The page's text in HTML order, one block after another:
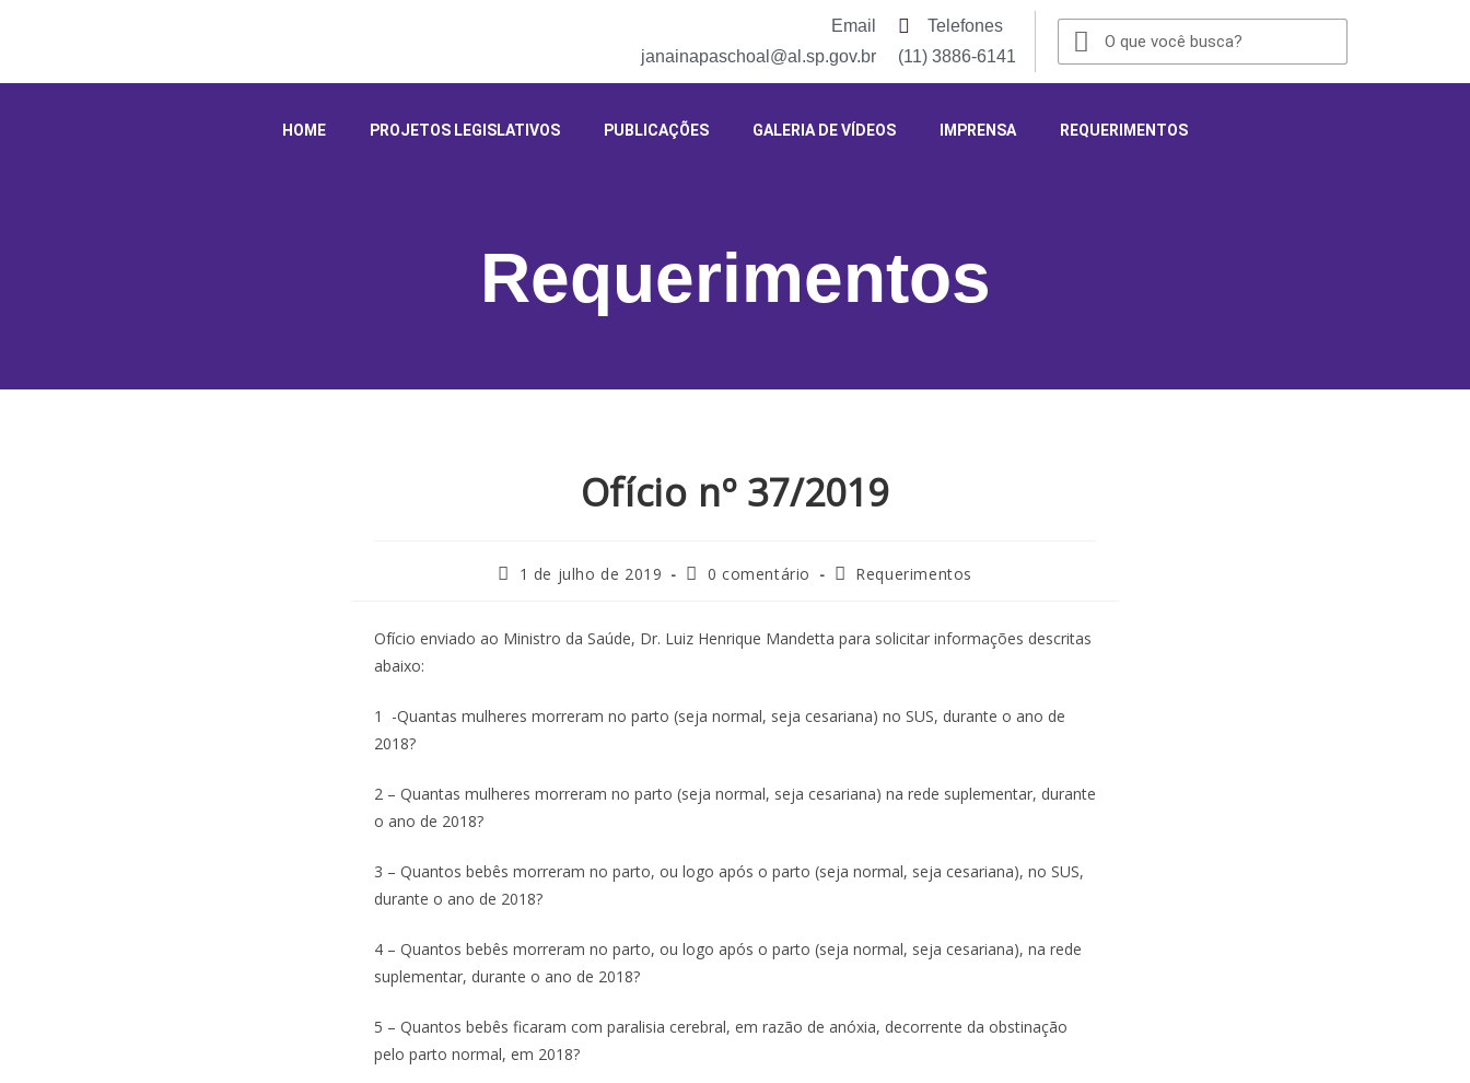
Email
janainapaschoal@al.sp.gov.br
Telefones
(11) 3886-6141
HOME PROJETOS LEGISLATIVOS PUBLICAÇÕES GALERIA DE VÍDEOS IMPRENSA REQUERIMENTOS
Requerimentos
Ofício nº 37/2019
1 de julho de 2019 0 comentário Requerimentos
Ofício enviado ao Ministro da Saúde, Dr. Luiz Henrique Mandetta para solicitar informações descritas
abaixo:
1 -Quantas mulheres morreram no parto (seja normal, seja cesariana) no SUS, durante o ano de
2018?
2 – Quantas mulheres morreram no parto (seja normal, seja cesariana) na rede suplementar, durante
o ano de 2018?
3 – Quantos bebês morreram no parto, ou logo após o parto (seja normal, seja cesariana), no SUS,
durante o ano de 2018?
4 – Quantos bebês morreram no parto, ou logo após o parto (seja normal, seja cesariana), na rede
suplementar, durante o ano de 2018?
5 – Quantos bebês ficaram com paralisia cerebral, em razão de anóxia, decorrente da obstinação
pelo parto normal, em 2018?